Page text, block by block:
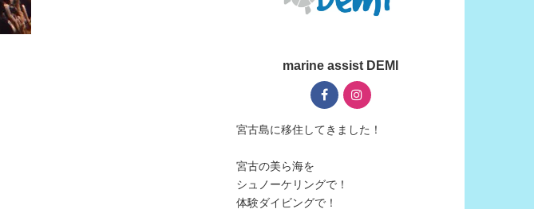
marine assist DEMI
宮古島に移住してきました！
宮古の美ら海を
シュノーケリングで！
体験ダイビングで！